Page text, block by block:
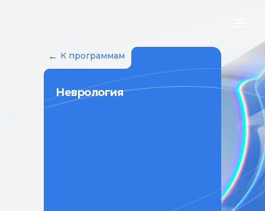
← К программам
Неврология